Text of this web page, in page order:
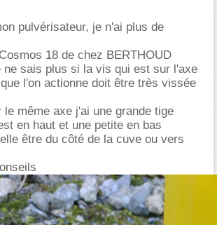
pulvérisateur, je n'ai plus de
18 de chez BERTHOUD
ne sais plus si la vis qui est sur l'axe
l'on actionne doit être très vissée
même axe j'ai une grande tige
en haut et une petite en bas
être du côté de la cuve ou vers